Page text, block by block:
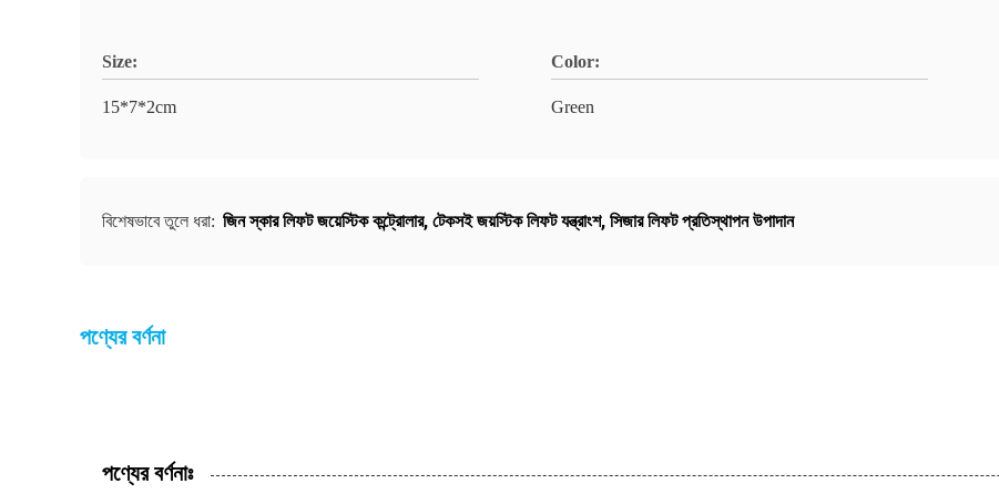
Size:
15*7*2cm
Color:
Green
বিশেষভাবে তুলে ধরা: জিন স্কার লিফট জয়েস্টিক কন্ট্রোলার, টেকসই জয়স্টিক লিফট যন্ত্রাংশ, সিজার লিফট প্রতিস্থাপন উপাদান
পণ্যের বর্ণনা
পণ্যের বর্ণনাঃ